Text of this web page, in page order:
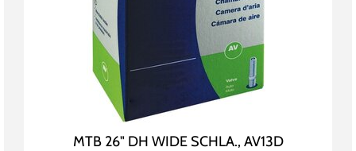
MTB 26" DH WIDE SCHLA., AV13D